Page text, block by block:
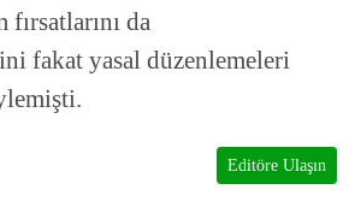
fırsatlarını da
fakat yasal düzenlemeleri
Editöre Ulaşın